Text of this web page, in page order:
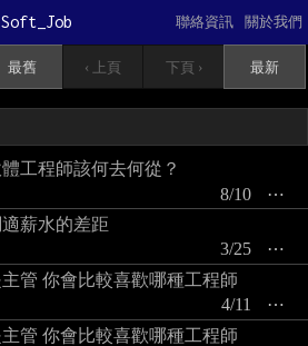
Soft_Job 關於我們
聯絡資訊
最舊 ‹ 上頁 下頁 › 最新
工程師該何去何從？
⋯
8/10
薪水的差距
⋯
3/25
管 你會比較喜歡哪種工程師
⋯
4/11
管 你會比較喜歡哪種工程師